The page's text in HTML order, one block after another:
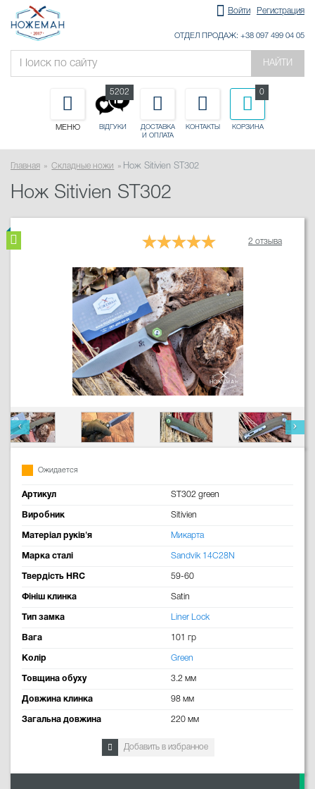
Войти Регистрация
ОТДЕЛ ПРОДАЖ: +38 097 499 04 05
НАЙТИ
МЕНЮ ВІДГУКИ
5202
ДОСТАВКА
И ОПЛАТА
КОНТАКТЫ КОРЗИНА
0
Главная Складные ножи Нож Sitivien ST302
Нож Sitivien ST302
2 отзыва
Ожидается
Артикул ST302 green
Виробник Sitivien
Матеріал руків'я Микарта
Марка сталі Sandvik 14C28N
Твердість HRC 59-60
Фініш клинка Satin
Тип замка Liner Lock
Вага 101 гр
Колір Green
Товщина обуху 3.2 мм
Довжина клинка 98 мм
Загальна довжина 220 мм
Добавить в избранное